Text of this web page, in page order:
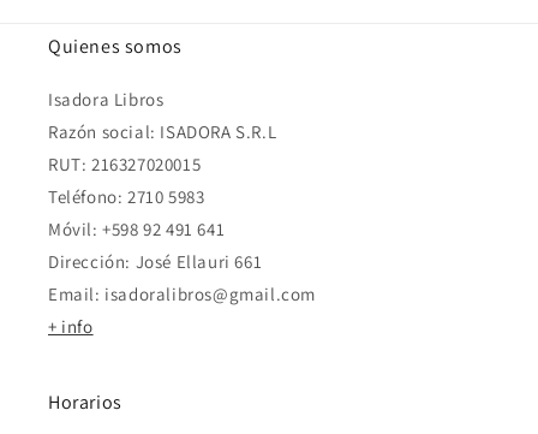
Quienes somos
Isadora Libros
Razón social: ISADORA S.R.L
RUT: 216327020015
Teléfono: 2710 5983
Móvil: +598 92 491 641
Dirección: José Ellauri 661
Email: isadoralibros@gmail.com
+ info
Horarios